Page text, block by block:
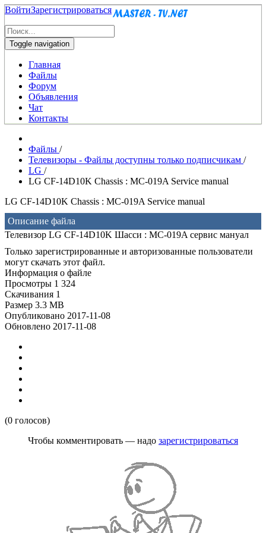
ВойтиЗарегистрироваться
Toggle navigation
Главная
Файлы
Форум
Объявления
Чат
Контакты
Файлы /
Телевизоры - Файлы доступны только подписчикам /
LG /
LG CF-14D10K Chassis : MC-019A Service manual
LG CF-14D10K Chassis : MC-019A Service manual
Описание файла
Телевизор LG CF-14D10K Шасси : MC-019A сервис мануал
Только зарегистрированные и авторизованные пользователи
могут скачать этот файл.
Информация о файле
Просмотры 1 324
Скачивания 1
Размер 3.3 MB
Опубликовано 2017-11-08
Обновлено 2017-11-08
(0 голосов)
Чтобы комментировать — надо зарегистрироваться